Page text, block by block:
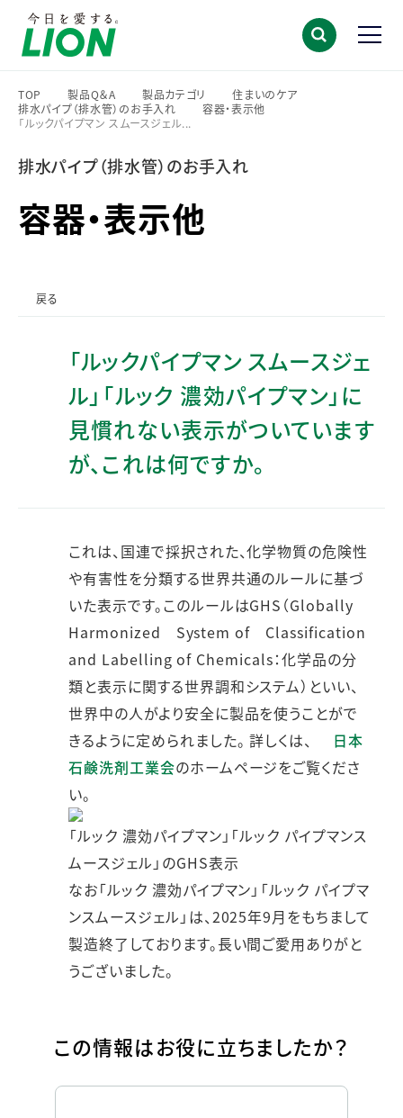
TOP
>
製品Q＆A
>
製品カテゴリ
>
住まいのケア
排水パイプ（排水管）のお手入れ
>
容器・表示他
「ルックパイプマン スムースジェル...
排水パイプ（排水管）のお手入れ
容器・表示他
戻る
「ルックパイプマン スムースジェ
ル」「ルック 濃効パイプマン」に
見慣れない表示がついています
が、これは何ですか。
これは、国連で採択された、化学物質の危険性
や有害性を分類する世界共通のルールに基づ
いた表示です。このルールはGHS（Globally
Harmonized System of Classification
and Labelling of Chemicals：化学品の分
類と表示に関する世界調和システム）といい、
世界中の人がより安全に製品を使うことがで
きるように定められました。 詳しくは、
日本
石鹸洗剤工業会のホームページをご覧くださ
い。
「ルック 濃効パイプマン」「ルック パイプマンス
ムースジェル」のGHS表示
なお「ルック 濃効パイプマン」「ルック パイプマ
ンスムースジェル」は、2025年9月をもちまして
製造終了しております。長い間ご愛用ありがと
うございました。
この情報はお役に立ちましたか？